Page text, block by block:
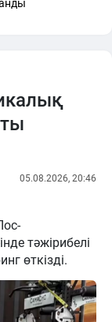
05.08.2026, 20:46
тәжірибелі
өткізді.